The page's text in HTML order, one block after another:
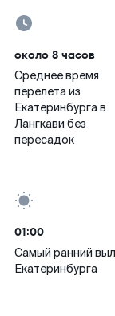
около 8 часов
Среднее время
перелета из
Екатеринбурга в
Лангкави без
пересадок
01:00
Самый ранний
Екатеринбурга